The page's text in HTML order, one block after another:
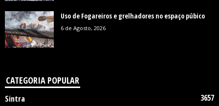
Uso de Fogareiros e grelhadores no espaço púbico
6 de Agosto, 2026
CATEGORIA POPULAR
Sintra
3657